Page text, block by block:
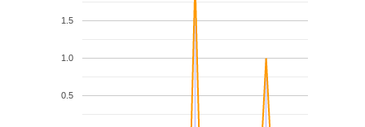
0.5
1.0
1.5